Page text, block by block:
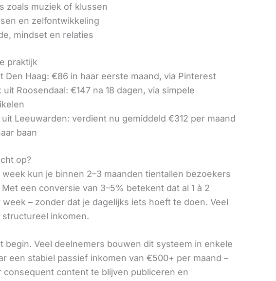
zoals muziek of klussen
en zelfontwikkeling
mindset en relaties
praktijk
Den Haag: €86 in haar eerste maand, via Pinterest
uit Roosendaal: €147 na 18 dagen, via simpele
uit Leeuwarden: verdient nu gemiddeld €312 per maand
baan
op?
kun je binnen 2–3 maanden tientallen bezoekers
een conversie van 3–5% betekent dat al 1 à 2
– zonder dat je dagelijks iets hoeft te doen. Veel
inkomen.
begin. Veel deelnemers bouwen dit systeem in enkele
een stabiel passief inkomen van €500+ per maand –
consequent content te blijven publiceren en